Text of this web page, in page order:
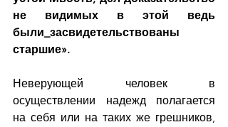
не видимых в этой ведь
были_засвидетельствованы
старшие».
Неверующей человек в
осуществлении надежд полагается
на себя или на таких же грешников,